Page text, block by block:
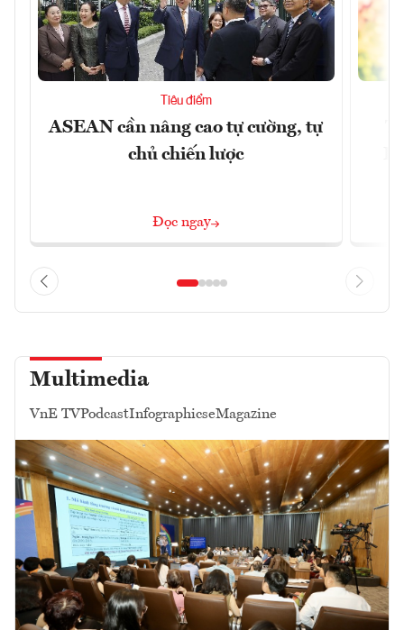
Tiêu điểm
ASEAN cần nâng cao tự cường, tự
chủ chiến lược
Đọc ngay
Multimedia
VnE TVPodcastInfographicseMagazine